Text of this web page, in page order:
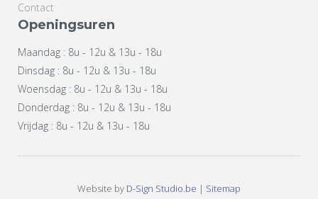
Contact
Openingsuren
Maandag : 8u - 12u & 13u - 18u
Dinsdag : 8u - 12u & 13u - 18u
Woensdag : 8u - 12u & 13u - 18u
Donderdag : 8u - 12u & 13u - 18u
Vrijdag : 8u - 12u & 13u - 18u
Website by D-Sign Studio.be | Sitemap